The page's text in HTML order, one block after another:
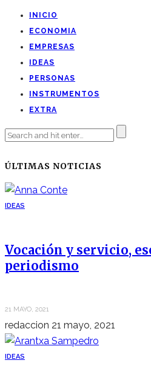
INICIO
ECONOMIA
EMPRESAS
IDEAS
PERSONAS
INSTRUMENTOS
EXTRA
ÚLTIMAS NOTICIAS
IDEAS
Vocación y servicio,
periodismo
21 MAYO, 2021
redaccion 21 mayo, 2021
IDEAS